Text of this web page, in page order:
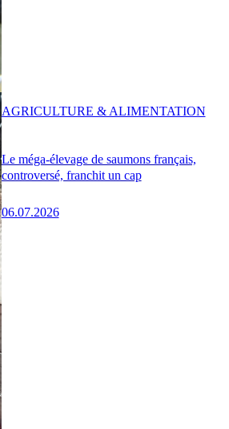
Le méga-élevage de saumons français,
controversé, franchit un cap
06.07.2026
AGRICULTURE & ALIMENTATION